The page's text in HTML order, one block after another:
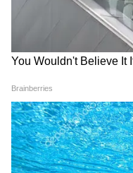
देर रात Rishabh
CM Pushkar Dhami